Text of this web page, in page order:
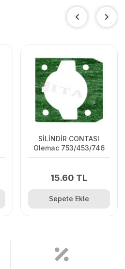
SİLİNDİR CONTASI
Olemac 753/453/746
15.60 TL
Sepete Ekle